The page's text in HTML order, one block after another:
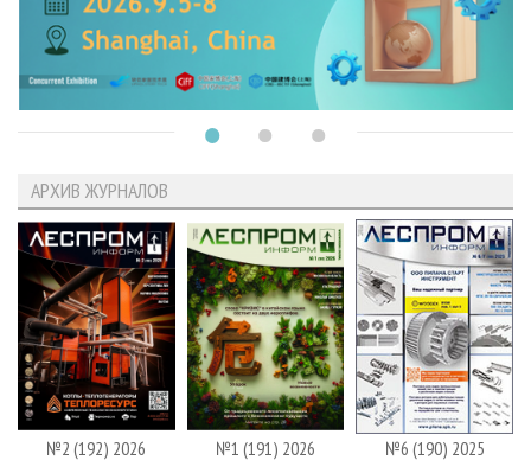
АРХИВ ЖУРНАЛОВ
№2 (192) 2026 №1 (191) 2026 №6 (190) 2025